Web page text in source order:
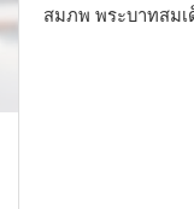
สมภพ พระบาทสม